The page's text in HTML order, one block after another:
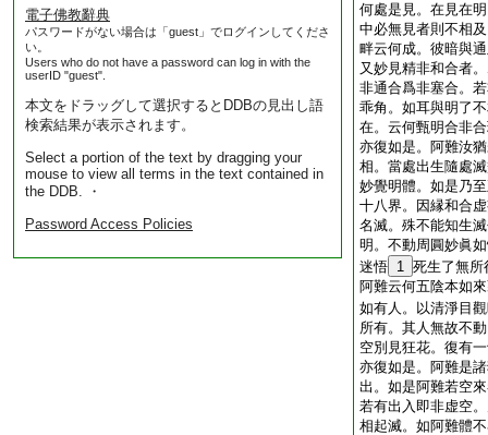
電子佛教辭典
パスワードがない場合は「guest」でログインしてくださ
い。
Users who do not have a password can log in with the
userID "guest".
本文をドラッグして選択するとDDBの見出し語
検索結果が表示されます。
Select a portion of the text by dragging your
mouse to view all terms in the text contained in
the DDB. ・
Password Access Policies
何處是見。在見在
中必無見者則不相
畔云何成。彼暗與
又妙見精非和合者
非通合爲非塞合。
乖角。如耳與明了
在。云何甄明合非
亦復如是。阿難汝
相。當處出生隨處
妙覺明體。如是乃
十八界。因縁和合
名滅。殊不能知生
明。不動周圓妙眞
迷悟 1 死生了無所
阿難云何五陰本如
如有人。以清淨目
所有。其人無故不
空別見狂花。復有
亦復如是。阿難是
出。如是阿難若空
若有出入即非虚空
相起滅。如阿難體